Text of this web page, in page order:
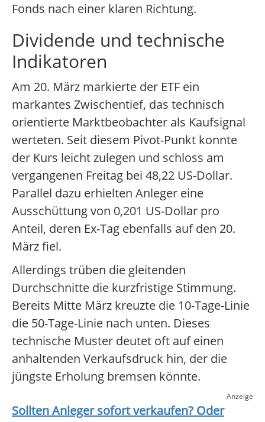
Fonds nach einer klaren Richtung.
Dividende und technische
Indikatoren
Am 20. März markierte der ETF ein
markantes Zwischentief, das technisch
orientierte Marktbeobachter als Kaufsignal
werteten. Seit diesem Pivot-Punkt konnte
der Kurs leicht zulegen und schloss am
vergangenen Freitag bei 48,22 US-Dollar.
Parallel dazu erhielten Anleger eine
Ausschüttung von 0,201 US-Dollar pro
Anteil, deren Ex-Tag ebenfalls auf den 20.
März fiel.
Allerdings trüben die gleitenden
Durchschnitte die kurzfristige Stimmung.
Bereits Mitte März kreuzte die 10-Tage-Linie
die 50-Tage-Linie nach unten. Dieses
technische Muster deutet oft auf einen
anhaltenden Verkaufsdruck hin, der die
jüngste Erholung bremsen könnte.
Anzeige
Sollten Anleger sofort verkaufen? Oder